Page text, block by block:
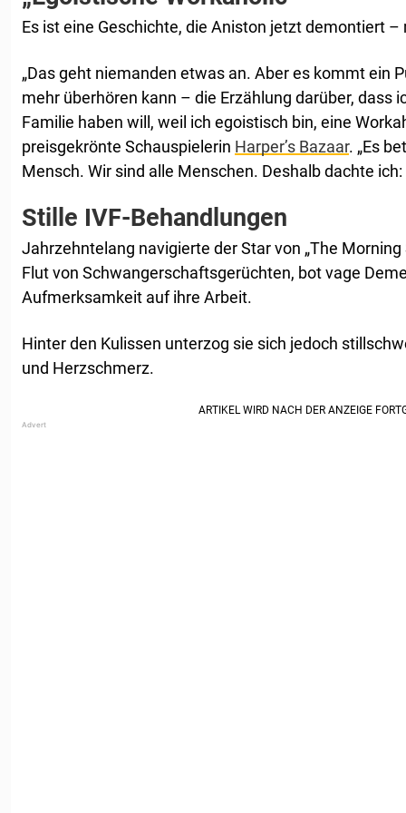
Es ist eine Geschichte, die Aniston jetzt demontiert
„Das geht niemanden etwas an. Aber es kommt ein
mehr überhören kann – die Erzählung darüber, dass
Familie haben will, weil ich egoistisch bin, eine
preisgekrönte Schauspielerin Harper’s Bazaar. „Es
Mensch. Wir sind alle Menschen. Deshalb dachte ich:
Stille IVF-Behandlungen
Jahrzehntelang navigierte der Star von „The
Flut von Schwangerschaftsgerüchten, bot vage
Aufmerksamkeit auf ihre Arbeit.
Hinter den Kulissen unterzog sie sich jedoch
und Herzschmerz.